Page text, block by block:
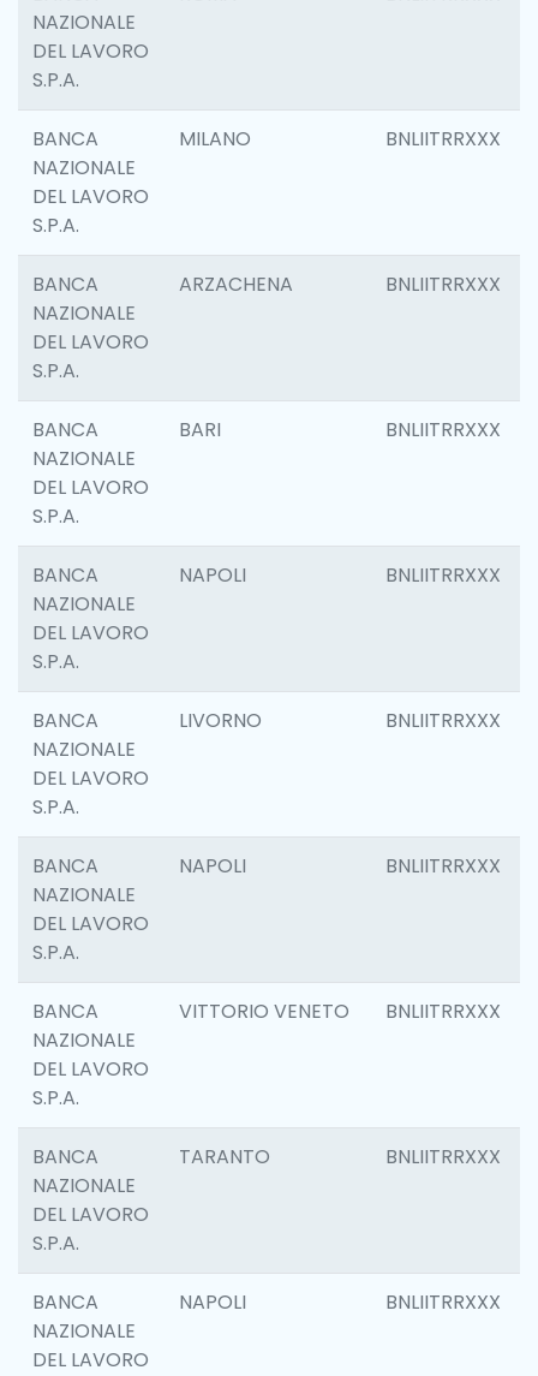
NAZIONALE
DEL LAVORO
S.P.A.
BANCA
NAZIONALE
DEL LAVORO
S.P.A.
MILANO BNLIITRRXXX
BANCA
NAZIONALE
DEL LAVORO
S.P.A.
ARZACHENA BNLIITRRXXX
BANCA
NAZIONALE
DEL LAVORO
S.P.A.
BARI BNLIITRRXXX
BANCA
NAZIONALE
DEL LAVORO
S.P.A.
NAPOLI BNLIITRRXXX
BANCA
NAZIONALE
DEL LAVORO
S.P.A.
LIVORNO BNLIITRRXXX
BANCA
NAZIONALE
DEL LAVORO
S.P.A.
NAPOLI BNLIITRRXXX
BANCA
NAZIONALE
DEL LAVORO
S.P.A.
VITTORIO VENETO BNLIITRRXXX
BANCA
NAZIONALE
DEL LAVORO
S.P.A.
TARANTO BNLIITRRXXX
BANCA
NAZIONALE
DEL LAVORO
NAPOLI BNLIITRRXXX